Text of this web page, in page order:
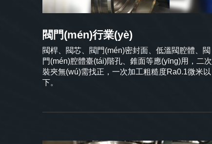
閥門(mén)行業(yè)
閥桿、閥芯、閥門(mén)密封面、低溫閥腔體、閥
門(mén)腔體臺(tái)階孔、錐面等應(yīng)用，二次
裝夾無(wú)需找正，一次加工粗糙度Ra0.1微米以
下。